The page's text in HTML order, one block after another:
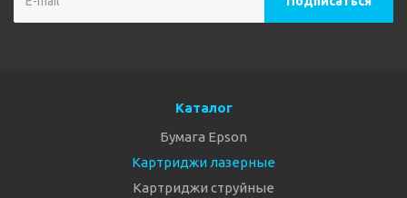
Каталог
Бумага Epson
Картриджи лазерные
Картриджи струйные